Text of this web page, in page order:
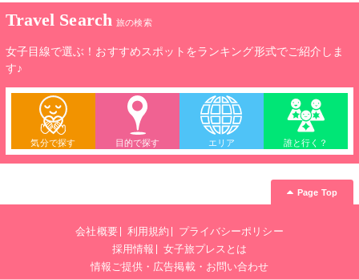
Travel Search 旅の検索
女子目線で選ぶ！おすすめスポットをランキング形式でご紹介しま
す♪
気分で探す 目的で探す エリア 誰と行く？
Page Top
会社概要 利用規約
プライバシーポリシー
採用情報
女子旅プレスとは
情報ご提供・広告掲載・お問い合わせ